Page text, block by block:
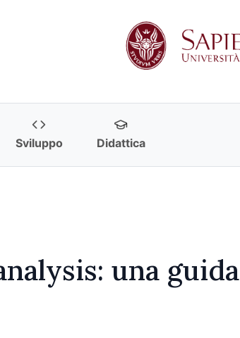
Sviluppo Didattica
una guida